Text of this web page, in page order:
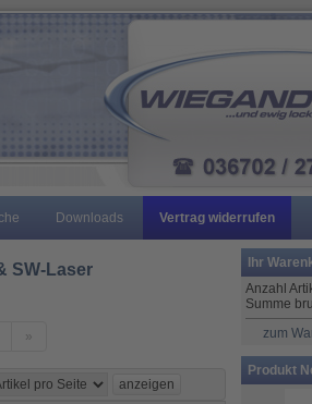
Downloads Vertrag widerrufen
SW-Laser
»
Ihr
Anzahl
Summe
zum
Produkt